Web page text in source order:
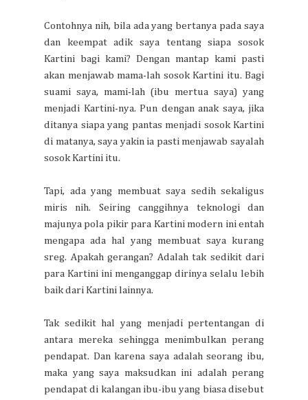
Contohnya nih, bila ada yang bertanya pada saya
dan keempat adik saya tentang siapa sosok
Kartini bagi kami? Dengan mantap kami pasti
akan menjawab mama-lah sosok Kartini itu. Bagi
suami saya, mami-lah (ibu mertua saya) yang
menjadi Kartini-nya. Pun dengan anak saya, jika
ditanya siapa yang pantas menjadi sosok Kartini
di matanya, saya yakin ia pasti menjawab sayalah
sosok Kartini itu.
Tapi, ada yang membuat saya sedih sekaligus
miris nih. Seiring canggihnya teknologi dan
majunya pola pikir para Kartini modern ini entah
mengapa ada hal yang membuat saya kurang
sreg. Apakah gerangan? Adalah tak sedikit dari
para Kartini ini menganggap dirinya selalu lebih
baik dari Kartini lainnya.
Tak sedikit hal yang menjadi pertentangan di
antara mereka sehingga menimbulkan perang
pendapat. Dan karena saya adalah seorang ibu,
maka yang saya maksudkan ini adalah perang
pendapat di kalangan ibu-ibu yang biasa disebut